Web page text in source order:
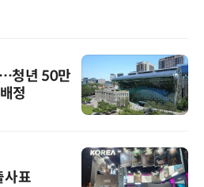
청년 50만
정
사표